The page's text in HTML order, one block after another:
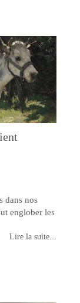
dans nos
englober les
Lire la suite...